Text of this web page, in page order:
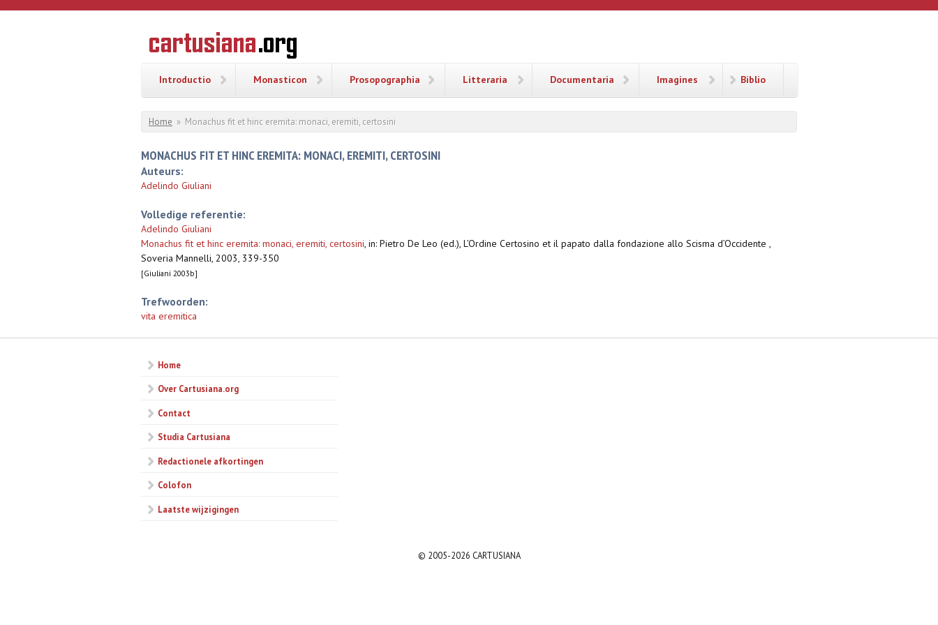
Overslaan en naar de inhoud gaan
CARTUSIANA
Geschiedenis
van de
Introductio Monasticon Prosopographia Litteraria Documentaria Imagines Biblio
U bent hier
Home » Monachus fit et hinc eremita: monaci, eremiti, certosini
MONACHUS FIT ET HINC EREMITA: MONACI, EREMITI, CERTOSINI
Auteurs:
Adelindo Giuliani
Volledige referentie:
Adelindo Giuliani
Monachus fit et hinc eremita: monaci, eremiti, certosini, in: Pietro De Leo (ed.), L’Ordine Certosino et il papato dalla fondazione allo Scisma d’Occidente ,
Soveria Mannelli, 2003, 339-350
[Giuliani 2003b]
Trefwoorden:
vita eremitica
Home
Over Cartusiana.org
Contact
Studia Cartusiana
Redactionele afkortingen
Colofon
Laatste wijzigingen
© 2005-2026 CARTUSIANA